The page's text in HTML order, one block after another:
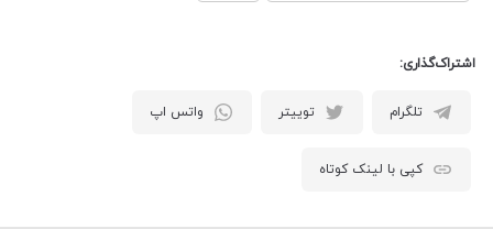
اشتراک‌گذاری:
تلگرام توییتر واتس اپ
کپی با لینک کوتاه